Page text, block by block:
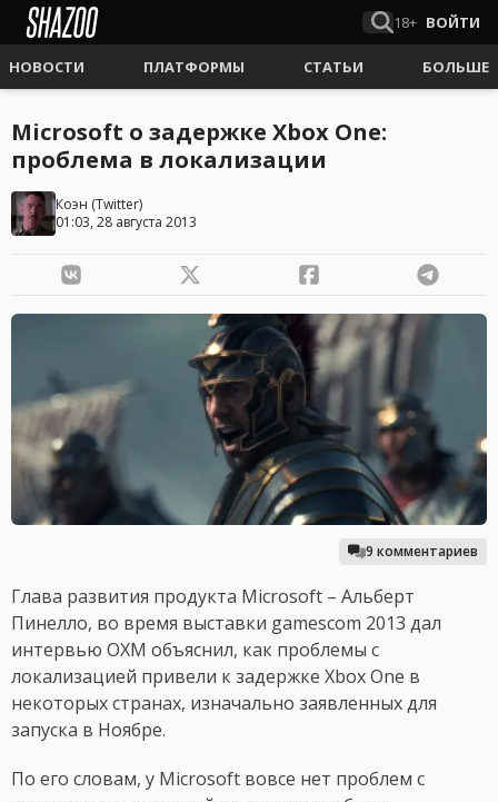
18+ ВОЙТИ
НОВОСТИ ПЛАТФОРМЫ СТАТЬИ БОЛЬШЕ
Microsoft о задержке Xbox One:
проблема в локализации
Коэн (Twitter)
01:03, 28 августа 2013
9 комментариев
Глава развития продукта Microsoft – Альберт
Пинелло, во время выставки gamescom 2013 дал
интервью OXM объяснил, как проблемы с
локализацией привели к задержке Xbox One в
некоторых странах, изначально заявленных для
запуска в Ноябре.
По его словам, у Microsoft вовсе нет проблем с